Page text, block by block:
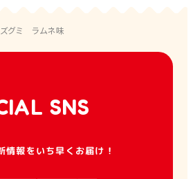
グミ ラムネ味
SNS
情報をいち早くお届け！